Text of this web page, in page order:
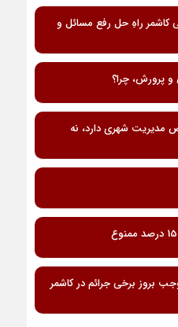
کاشمر راهِ حل رفع مسائل و
پرورش، چرا؟
مدیریت شهری دارد، نه
بروز برخی جرائم در کاشمر